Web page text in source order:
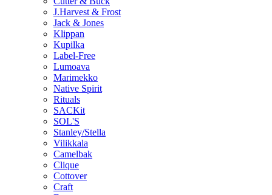
J.Harvest & Frost
Jack & Jones
Klippan
Kupilka
Label-Free
Lumoava
Marimekko
Native Spirit
Rituals
SACKit
SOL'S
Stanley/Stella
Vilikkala
Camelbak
Clique
Cottover
Craft